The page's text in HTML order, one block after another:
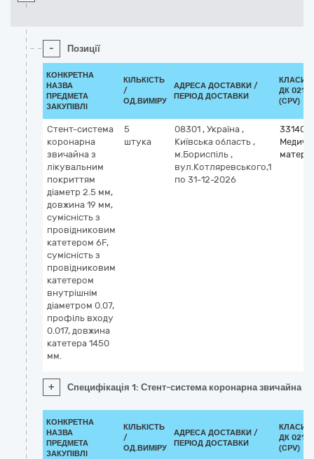
- Позиції
КОНКРЕТНА
НАЗВА
ПРЕДМЕТА
ЗАКУПІВЛІ
КІЛЬКІСТЬ
/
ОД.ВИМІРУ
АДРЕСА ДОСТАВКИ /
ПЕРІОД ДОСТАВКИ
ДК
(CPV)
Стент-система
коронарна
звичайна з
лікувальним
покриттям
діаметр 2.5 мм,
довжина 19 мм,
сумісність з
провідниковим
катетером 6F,
сумісність з
провідниковим
катетером
внутрішнім
діаметром 0.07,
профіль входу
0.017, довжина
катетера 1450
мм.
5
штука
08301 , Україна ,
Київська область ,
м.Бориспіль ,
вул.Котляревського,1
по 31-12-2026
Медичні
+ Специфікація 1: Стент-система коронарна звичайна
КОНКРЕТНА
НАЗВА
ПРЕДМЕТА
ЗАКУПІВЛІ
КІЛЬКІСТЬ
/
ОД.ВИМІРУ
АДРЕСА ДОСТАВКИ /
ПЕРІОД ДОСТАВКИ
ДК
(CPV)